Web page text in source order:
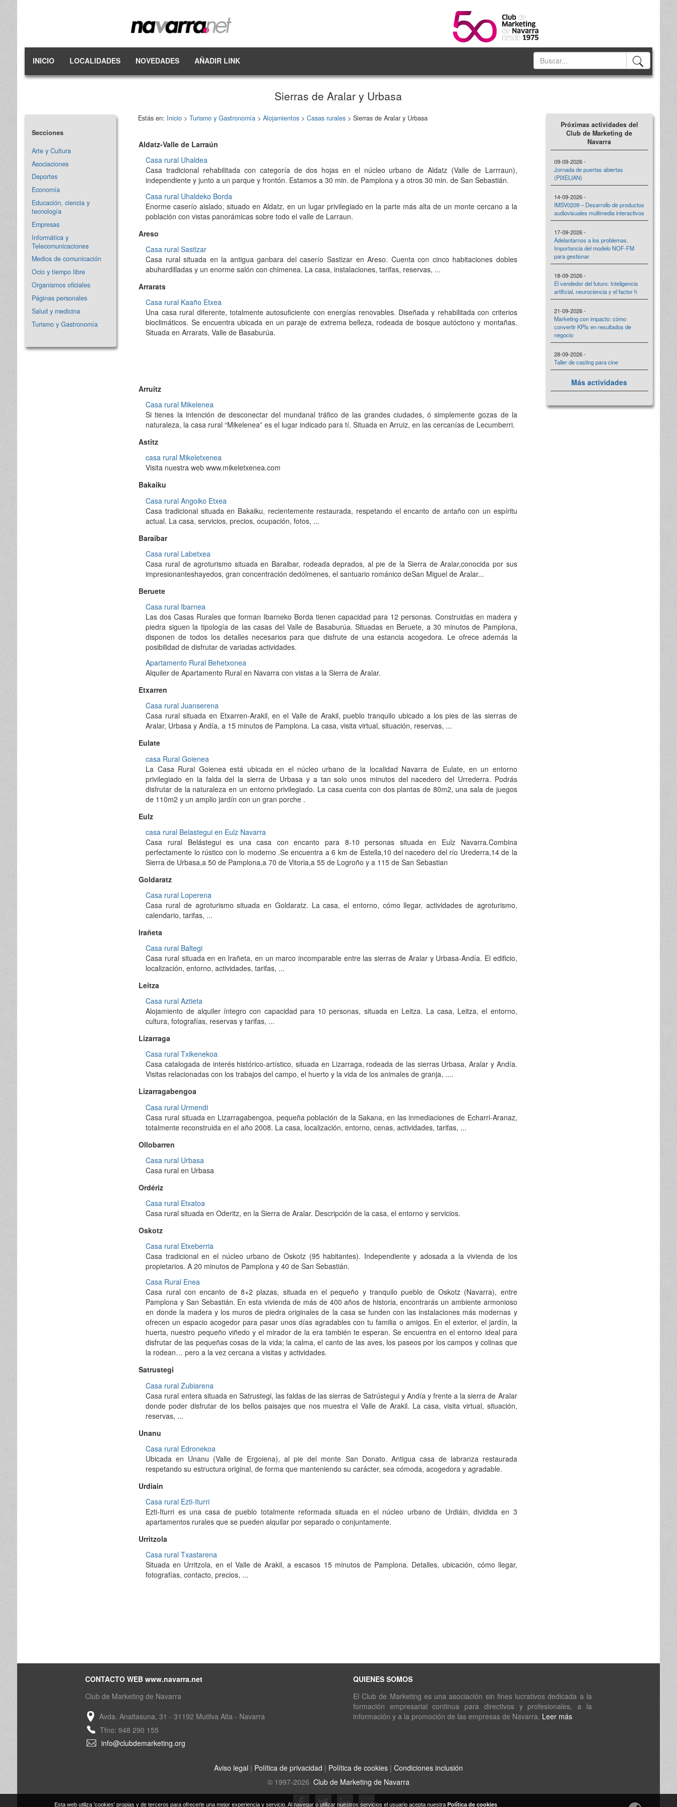
INICIO LOCALIDADES NOVEDADES AÑADIR LINK
Sierras de Aralar y Urbasa
Secciones
Arte y Cultura
Asociaciones
Deportes
Economía
Educación, ciencia y
tecnología
Empresas
Informática y
Telecomunicaciones
Medios de comunicación
Ocio y tiempo libre
Organismos oficiales
Páginas personales
Salud y medicina
Turismo y Gastronomía
Estás en: Inicio> Turismo y Gastronomía> Alojamientos> Casas rurales> Sierras de Aralar y Urbasa
Aldatz-Valle de Larraún
Casa rural Uhaldea
Casa tradicional rehabilitada con categoría de dos hojas en el núcleo urbano de Aldatz (Valle de Larrraun),
independiente y junto a un parque y frontón. Estamos a 30 min. de Pamplona y a otros 30 min. de San Sebastián.
Casa rural Uhaldeko Borda
Enorme caserío aislado, situado en Aldatz, en un lugar privilegiado en la parte más alta de un monte cercano a la
población con vistas panorámicas sobre todo el valle de Larraun.
Areso
Casa rural Sastizar
Casa rural situada en la antigua ganbara del caserío Sastizar en Areso. Cuenta con cinco habitaciones dobles
abuhardilladas y un enorme salón con chimenea. La casa, instalaciones, tarifas, reservas, ...
Arrarats
Casa rural Kaaño Etxea
Una casa rural diferente, totalmente autosuficiente con energías renovables. Diseñada y rehabilitada con criterios
bioclimáticos. Se encuentra ubicada en un paraje de extrema belleza, rodeada de bosque autóctono y montañas.
Situada en Arrarats, Valle de Basaburúa.
Arruitz
Casa rural Mikelenea
Si tienes la intención de desconectar del mundanal tráfico de las grandes ciudades, ó simplemente gozas de la
naturaleza, la casa rural “Mikelenea” es el lugar indicado para tí. Situada en Arruiz, en las cercanías de Lecumberri.
Astitz
casa rural Mikeletxenea
Visita nuestra web www.mikeletxenea.com
Bakaiku
Casa rural Angoiko Etxea
Casa tradicional situada en Bakaiku, recientemente restaurada, respetando el encanto de antaño con un espíritu
actual. La casa, servicios, precios, ocupación, fotos, ...
Baraibar
Casa rural Labetxea
Casa rural de agroturismo situada en Baraibar, rodeada deprados, al pie de la Sierra de Aralar,conocida por sus
impresionanteshayedos, gran concentración dedólmenes, el santuario románico deSan Miguel de Aralar...
Beruete
Casa rural Ibarnea
Las dos Casas Rurales que forman Ibarneko Borda tienen capacidad para 12 personas. Construidas en madera y
piedra siguen la tipología de las casas del Valle de Basaburúa. Situadas en Beruete, a 30 minutos de Pamplona,
disponen de todos los detalles necesarios para que disfrute de una estancia acogedora. Le ofrece además la
posibilidad de disfrutar de variadas actividades.
Apartamento Rural Behetxonea
Alquiler de Apartamento Rural en Navarra con vistas a la Sierra de Aralar.
Etxarren
Casa rural Juanserena
Casa rural situada en Etxarren-Arakil, en el Valle de Arakil, pueblo tranquilo ubicado a los pies de las sierras de
Aralar, Urbasa y Andía, a 15 minutos de Pamplona. La casa, visita virtual, situación, reservas, ...
Eulate
casa Rural Goienea
La Casa Rural Goienea está ubicada en el núcleo urbano de la localidad Navarra de Eulate, en un entorno
privilegiado en la falda del la sierra de Urbasa y a tan solo unos minutos del nacedero del Urrederra. Podrás
disfrutar de la naturaleza en un entorno privilegiado. La casa cuenta con dos plantas de 80m2, una sala de juegos
de 110m2 y un amplio jardín con un gran porche .
Eulz
casa rural Belastegui en Eulz Navarra
Casa rural Belástegui es una casa con encanto para 8-10 personas situada en Eulz Navarra.Combina
perfectamente lo rústico con lo moderno .Se encuentra a 6 km de Estella,10 del nacedero del río Urederra,14 de la
Sierra de Urbasa,a 50 de Pamplona,a 70 de Vitoria,a 55 de Logroño y a 115 de San Sebastian
Goldaratz
Casa rural Loperena
Casa rural de agroturismo situada en Goldaratz. La casa, el entorno, cómo llegar, actividades de agroturismo,
calendario, tarifas, ...
Irañeta
Casa rural Baltegi
Casa rural situada en en Irañeta, en un marco incomparable entre las sierras de Aralar y Urbasa-Andía. El edificio,
localización, entorno, actividades, tarifas, ...
Leitza
Casa rural Aztieta
Alojamiento de alquiler íntegro con capacidad para 10 personas, situada en Leitza. La casa, Leitza, el entorno,
cultura, fotografías, reservas y tarifas, ...
Lizarraga
Casa rural Txikenekoa
Casa catalogada de interés histórico-artístico, situada en Lizarraga, rodeada de las sierras Urbasa, Aralar y Andía.
Visitas relacionadas con los trabajos del campo, el huerto y la vida de los animales de granja, ....
Lizarragabengoa
Casa rural Urmendi
Casa rural situada en Lizarragabengoa, pequeña población de la Sakana, en las inmediaciones de Echarri-Aranaz,
totalmente reconstruida en el año 2008. La casa, localización, entorno, cenas, actividades, tarifas, ...
Ollobarren
Casa rural Urbasa
Casa rural en Urbasa
Ordériz
Casa rural Etxatoa
Casa rural situada en Oderitz, en la Sierra de Aralar. Descripción de la casa, el entorno y servicios.
Oskotz
Casa rural Etxeberria
Casa tradicional en el núcleo urbano de Oskotz (95 habitantes). Independiente y adosada a la vivienda de los
propietarios. A 20 minutos de Pamplona y 40 de San Sebastián.
Casa Rural Enea
Casa rural con encanto de 8+2 plazas, situada en el pequeño y tranquilo pueblo de Oskotz (Navarra), entre
Pamplona y San Sebastián. En esta vivienda de más de 400 años de historia, encontrarás un ambiente armonioso
en donde la madera y los muros de piedra originales de la casa se funden con las instalaciones más modernas y
ofrecen un espacio acogedor para pasar unos días agradables con tu familia o amigos. En el exterior, el jardín, la
huerta, nuestro pequeño viñedo y el mirador de la era también te esperan. Se encuentra en el entorno ideal para
disfrutar de las pequeñas cosas de la vida; la calma, el canto de las aves, los paseos por los campos y colinas que
la rodean… pero a la vez cercana a visitas y actividades.
Satrustegi
Casa rural Zubiarena
Casa rural entera situada en Satrustegi, las faldas de las sierras de Satrústegui y Andía y frente a la sierra de Aralar
donde poder disfrutar de los bellos paisajes que nos muestra el Valle de Arakil. La casa, visita virtual, situación,
reservas, ...
Unanu
Casa rural Edronekoa
Ubicada en Unanu (Valle de Ergoiena), al pie del monte San Donato. Antigua casa de labranza restaurada
respetando su estructura original, de forma que manteniendo su carácter, sea cómoda, acogedora y agradable.
Urdiain
Casa rural Ezti-Iturri
Ezti-Iturri es una casa de pueblo totalmente reformada situada en el núcleo urbano de Urdiáin, dividida en 3
apartamentos rurales que se pueden alquilar por separado o conjuntamente.
Urritzola
Casa rural Txastarena
Situada en Urritzola, en el Valle de Arakil, a escasos 15 minutos de Pamplona. Detalles, ubicación, cómo llegar,
fotografías, contacto, precios, ...
Próximas actividades del
Club de Marketing de
Navarra
09-09-2026 -
Jornada de puertas abiertas
(PIXELIAN)
14-09-2026 -
IMSV0209 – Desarrollo de productos
audiovisuales multimedia interactivos
17-09-2026 -
Adelantarnos a los problemas.
Importancia del modelo NOF-FM
para gestionar
18-09-2026 -
El vendedor del futuro: Inteligencia
artificial, neurociencia y el factor h
21-09-2026 -
Marketing con impacto: cómo
convertir KPIs en resultados de
negocio
28-09-2026 -
Taller de casting para cine
Más actividades
CONTACTO WEB www.navarra.net
Club de Marketing de Navarra
Avda. Anaitasuna, 31 - 31192 Mutilva Alta - Navarra
Tfno: 948 290 155
info@clubdemarketing.org
QUIENES SOMOS
El Club de Marketing es una asociación sin fines lucrativos dedicada a la
formación empresarial continua para directivos y profesionales, a la
información y a la promoción de las empresas de Navarra. Leer más
Aviso legal | Política de privacidad | Política de cookies| Condiciones inclusión
© 1997-2026 Club de Marketing de Navarra
Esta web utiliza 'cookies' propias y de terceros para ofrecerle una mejor experiencia y servicio. Al navegar o utilizar nuestros servicios el usuario acepta nuestra Política de cookies